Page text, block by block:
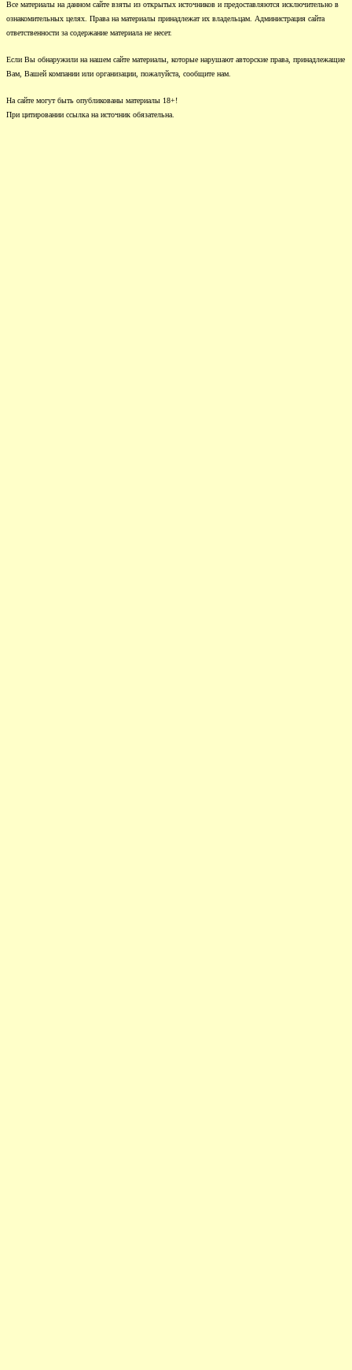
Все материалы на данном сайте взяты из открытых источников и предоставляются исключительно в
ознакомительных целях. Права на материалы принадлежат их владельцам. Администрация сайта
ответственности за содержание материала не несет.
Если Вы обнаружили на нашем сайте материалы, которые нарушают авторские права, принадлежащие
Вам, Вашей компании или организации, пожалуйста, сообщите нам.
На сайте могут быть опубликованы материалы 18+!
При цитировании ссылка на источник обязательна.